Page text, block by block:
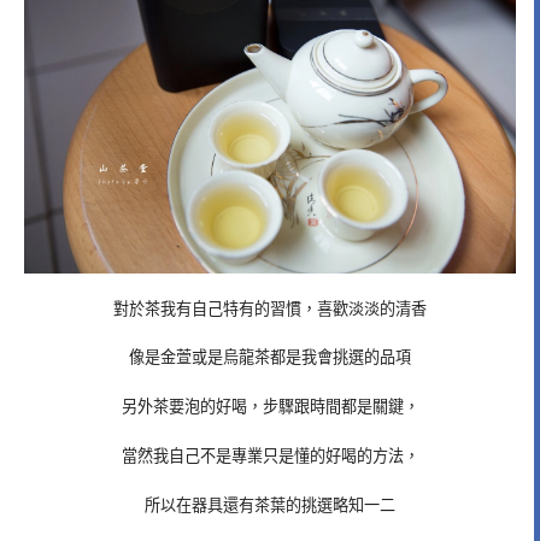
對於茶我有自己特有的習慣，喜歡淡淡的清香
像是金萱或是烏龍茶都是我會挑選的品項
另外茶要泡的好喝，步驟跟時間都是關鍵，
當然我自己不是專業只是懂的好喝的方法，
所以在器具還有茶葉的挑選略知一二